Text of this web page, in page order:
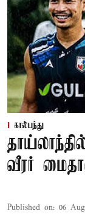
கால்பந்து
வீரர்
Published on: 06